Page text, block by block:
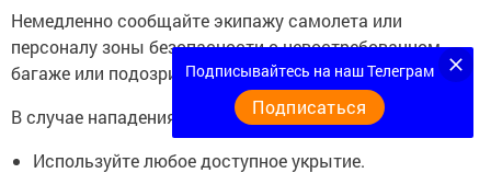
Немедленно сообщайте экипажу самолета или
персоналу зоны безопасности о невостребованном
багаже или подозрительных действиях.
В случае нападения на аэропорт:
Используйте любое доступное укрытие.
Подписывайтесь на наш Телеграм
Подписаться